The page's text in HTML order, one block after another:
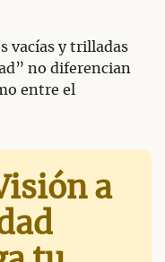
vacías y trilladas
no diferencian
entre el
a